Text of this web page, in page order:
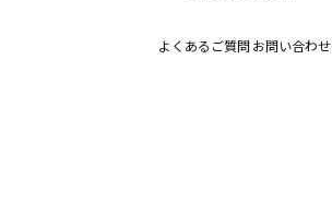
よくあるご質問 お問い合わせ